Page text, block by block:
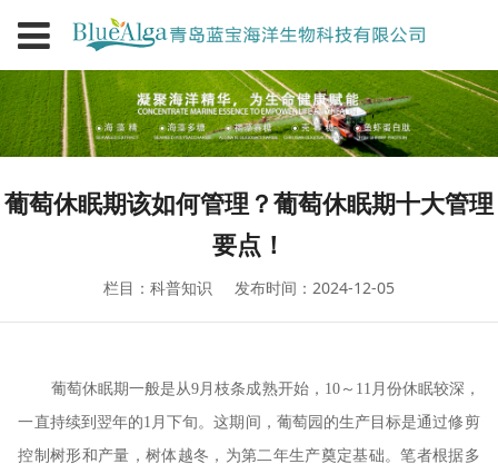
葡萄休眠期该如何管理？葡萄休眠期十大管理
要点！
栏目：科普知识 发布时间：2024-12-05
葡萄休眠期一般是从9月枝条成熟开始，10～11月份休眠较深，
一直持续到翌年的1月下旬。这期间，葡萄园的生产目标是通过修剪
控制树形和产量，树体越冬，为第二年生产奠定基础。笔者根据多